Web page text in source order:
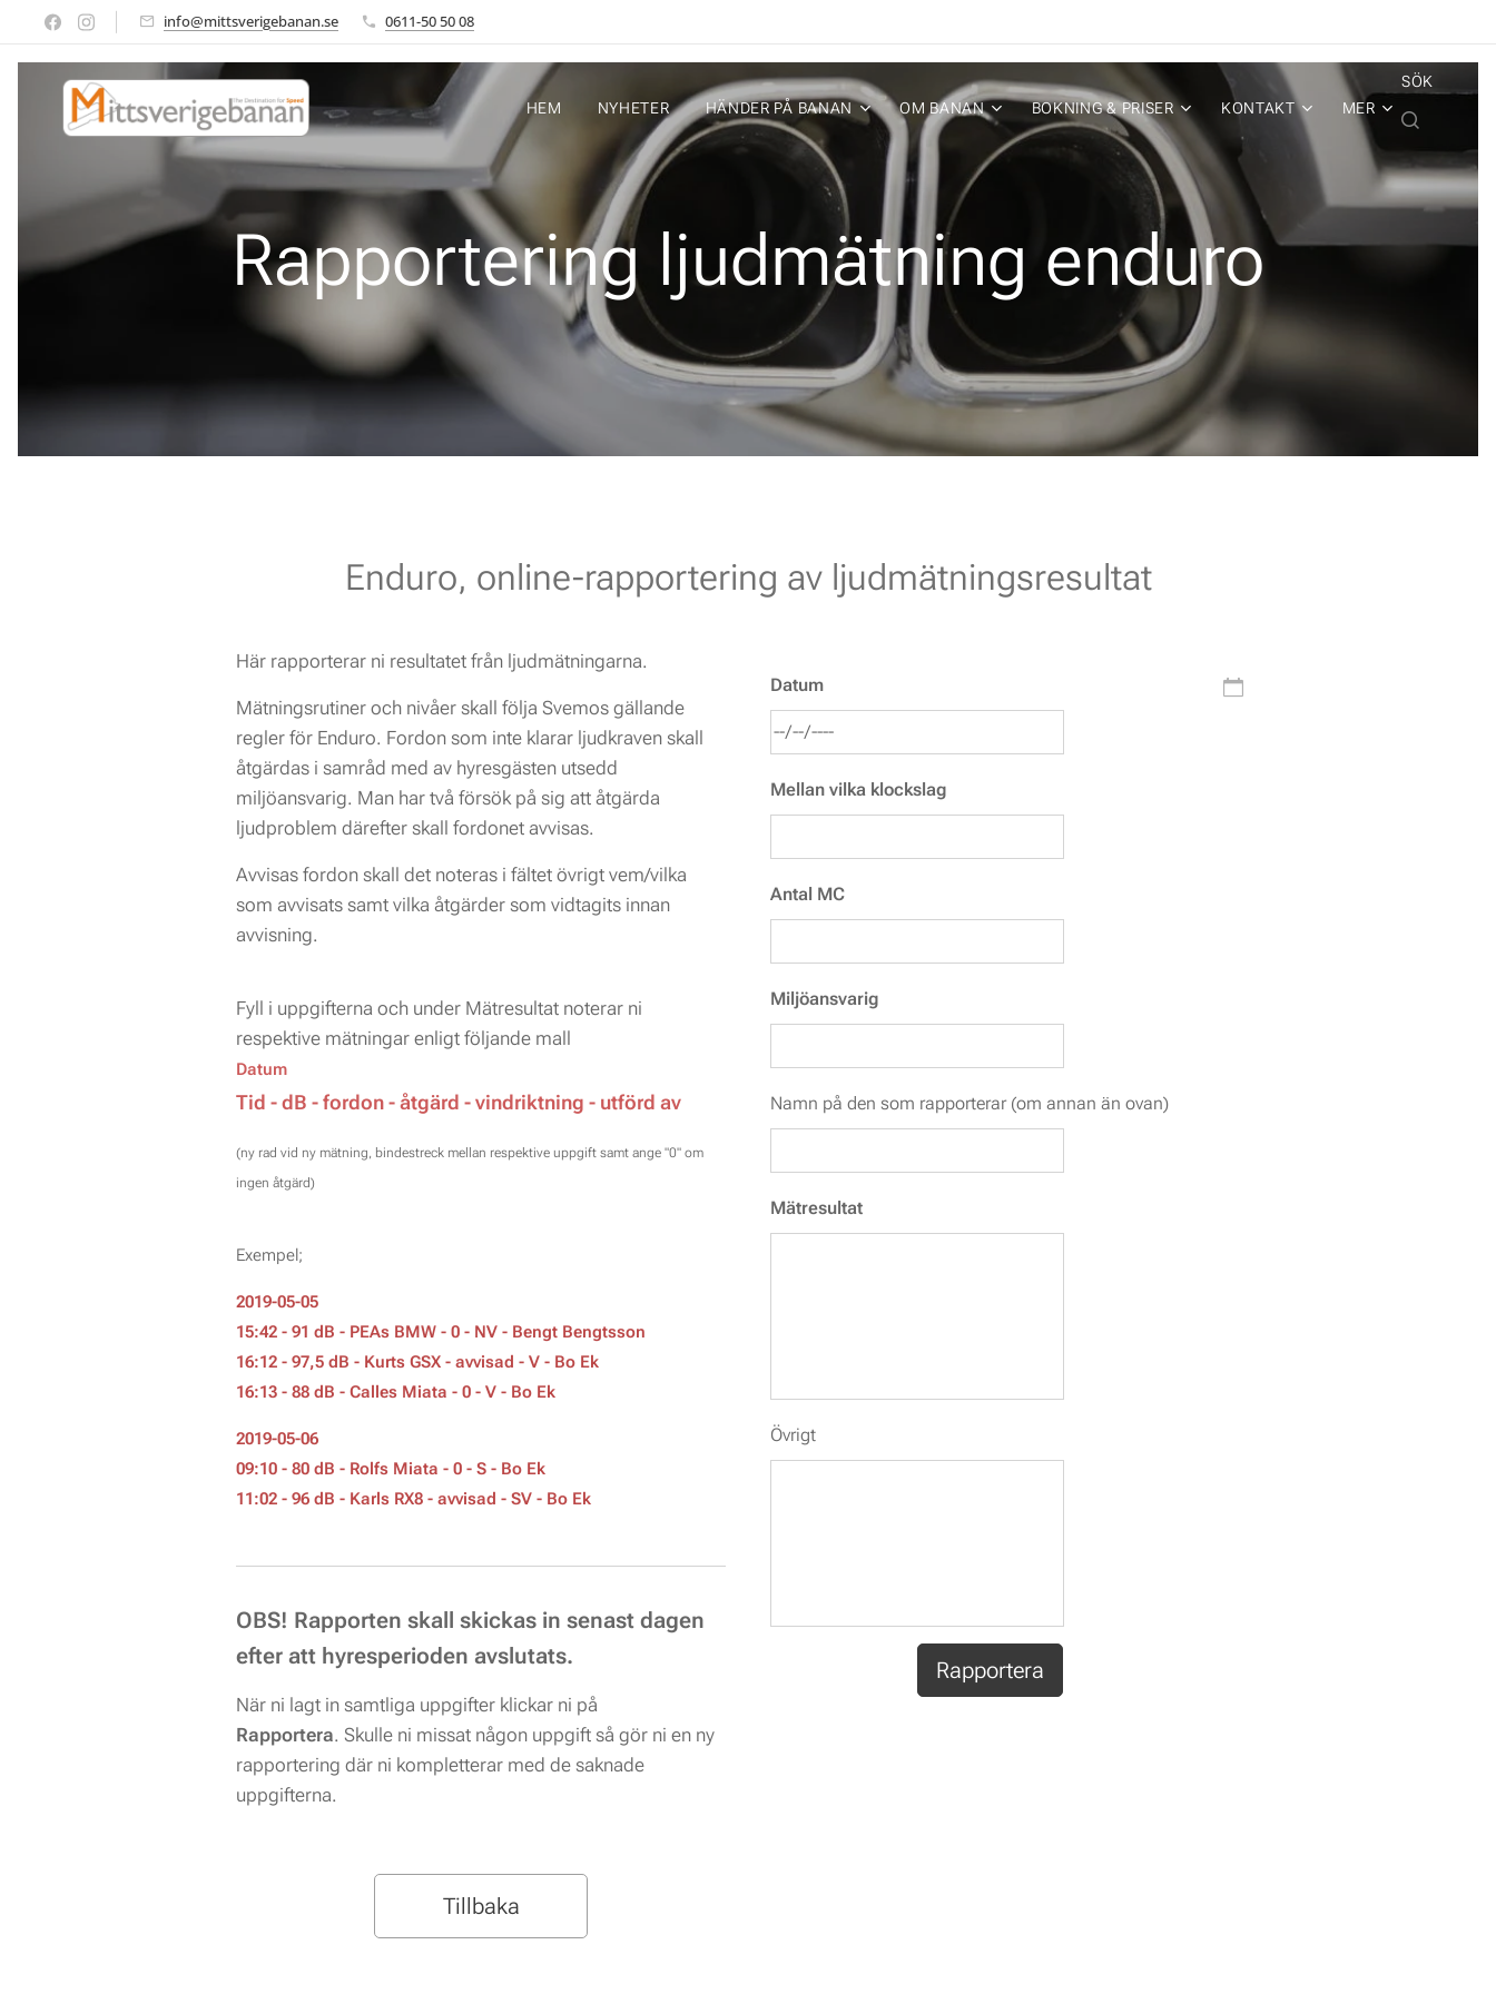
info@mittsverigebanan.se 0611-50 50 08
HEM NYHETER HÄNDER PÅ BANAN OM BANAN BOKNING & PRISER KONTAKT MER
SÖK
Rapportering ljudmätning enduro
Enduro, online-rapportering av ljudmätningsresultat
Här rapporterar ni resultatet från ljudmätningarna.
Mätningsrutiner och nivåer skall följa Svemos gällande
regler för Enduro. Fordon som inte klarar ljudkraven skall
åtgärdas i samråd med av hyresgästen utsedd
miljöansvarig. Man har två försök på sig att åtgärda
ljudproblem därefter skall fordonet avvisas.
Avvisas fordon skall det noteras i fältet övrigt vem/vilka
som avvisats samt vilka åtgärder som vidtagits innan
avvisning.
Fyll i uppgifterna och under Mätresultat noterar ni
respektive mätningar enligt följande mall
Datum
Tid - dB - fordon - åtgärd - vindriktning - utförd av
(ny rad vid ny mätning, bindestreck mellan respektive uppgift samt ange "0" om
ingen åtgärd)
Exempel;
2019-05-05
15:42 - 91 dB - PEAs BMW - 0 - NV - Bengt Bengtsson
16:12 - 97,5 dB - Kurts GSX - avvisad - V - Bo Ek
16:13 - 88 dB - Calles Miata - 0 - V - Bo Ek
2019-05-06
09:10 - 80 dB - Rolfs Miata - 0 - S - Bo Ek
11:02 - 96 dB - Karls RX8 - avvisad - SV - Bo Ek
OBS! Rapporten skall skickas in senast dagen
efter att hyresperioden avslutats.
När ni lagt in samtliga uppgifter klickar ni på
Rapportera. Skulle ni missat någon uppgift så gör ni en ny
rapportering där ni kompletterar med de saknade
uppgifterna.
Tillbaka
Datum
Mellan vilka klockslag
Antal MC
Miljöansvarig
Namn på den som rapporterar (om annan än ovan)
Mätresultat
Övrigt
Rapportera